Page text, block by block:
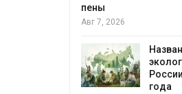
шин
без
и почти
пены
Авг 7, 2026
года